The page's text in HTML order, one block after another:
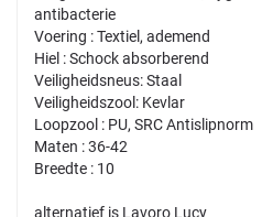
antibacterie
Voering : Textiel, ademend
Hiel : Schock absorberend
Veiligheidsneus: Staal
Veiligheidszool: Kevlar
Loopzool : PU, SRC Antislipnorm
Maten : 36-42
Breedte : 10
alternatief is Lavoro Lucy